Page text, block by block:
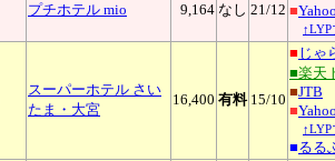
プチホテル mio 9,164 なし 21/12 ■
スーパーホテル さい
たま ・大宮
16,400 有料 15/10
■ じゃ
■楽天
■JTB
■
■るる